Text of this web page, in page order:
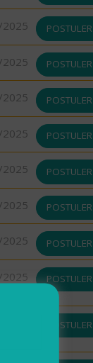
POSTULER
POSTULER
POSTULER
POSTULER
POSTULER
POSTULER
POSTULER
POSTULER
POSTULER